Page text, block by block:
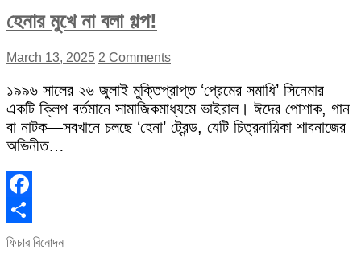
হেনার মুখে না বলা গল্প!
March 13, 2025 2 Comments
১৯৯৬ সালের ২৬ জুলাই মুক্তিপ্রাপ্ত ‘প্রেমের সমাধি’ সিনেমার
একটি ক্লিপ বর্তমানে সামাজিকমাধ্যমে ভাইরাল। ঈদের পোশাক, গান
বা নাটক—সবখানে চলছে ‘হেনা’ ট্রেন্ড, যেটি চিত্রনায়িকা শাবনাজের
অভিনীত…
Facebook
Share
ফিচার বিনোদন